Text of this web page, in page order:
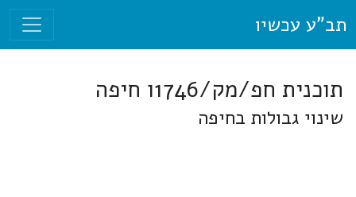
תב"ע עכשיו
תוכנית חפ/מק/1746ו חיפה
שינוי גבולות בחיפה